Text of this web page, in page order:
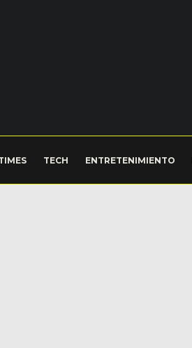
TECH ENTRETENIMIENTO